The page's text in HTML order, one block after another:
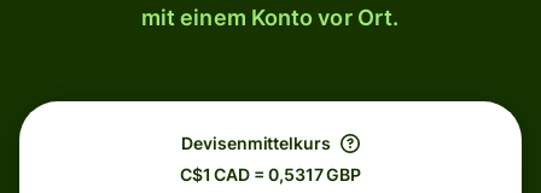
mit einem Konto vor Ort.
Devisenmittelkurs
C$1 CAD = 0,5317 GBP